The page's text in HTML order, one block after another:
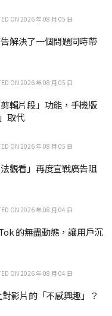
ON 2026 年 08 月 05 日
解決了一個問題同時帶
ON 2026 年 08 月 05 日
輯片段」功能，手機版
取代
ON 2026 年 08 月 05 日
觀看」再度宣戰廣告阻
ON 2026 年 08 月 04 日
的無盡動態，讓用戶沉
ON 2026 年 08 月 04 日
影片的「不感興趣」？